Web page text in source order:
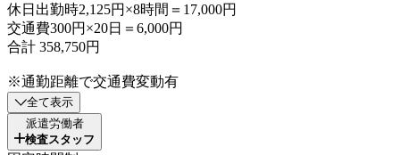
休日出勤時2,125円×8時間＝17,000円
交通費300円×20日＝6,000円
合計 358,750円
※通勤距離で交通費変動有
全て表示
派遣労働者
検査スタッフ